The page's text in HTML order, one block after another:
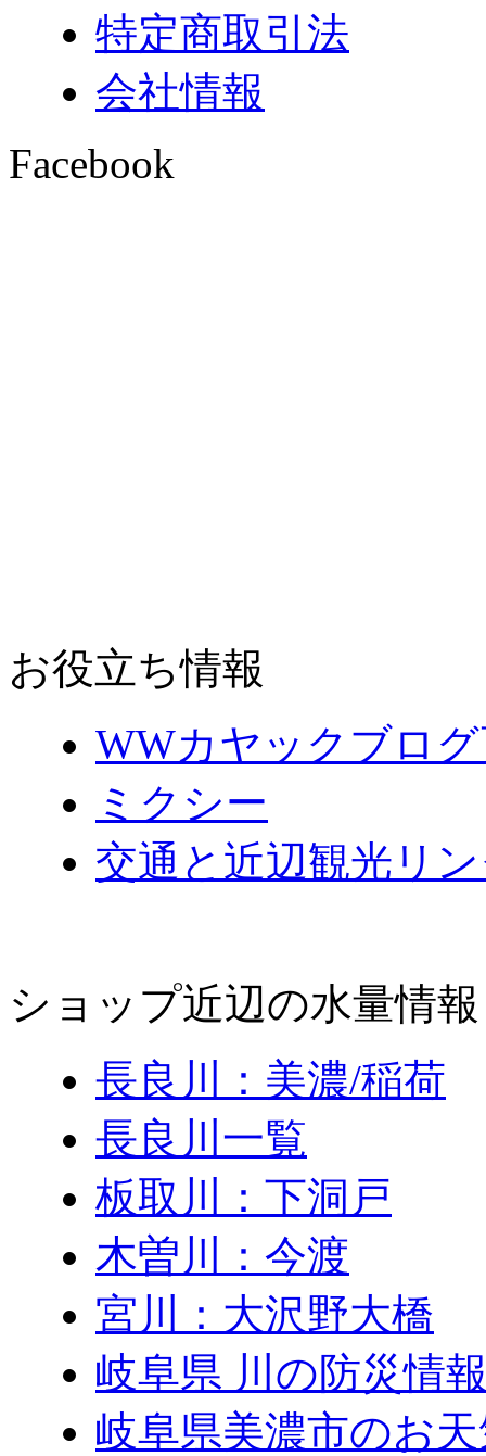
特定商取引法
会社情報
Facebook
お役立ち情報
WWカヤックブロ
ミクシー
交通と近辺観光リ
ショップ近辺の水量情
長良川：美濃/稲荷
長良川一覧
板取川：下洞戸
木曽川：今渡
宮川：大沢野大橋
岐阜県 川の防災情
岐阜県美濃市のお